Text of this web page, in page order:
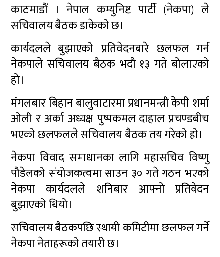
काठमाडौं । नेपाल कम्युनिष्ट पार्टी (नेकपा) ले
सचिवालय बैठक डाकेको छ।
कार्यदलले बुझाएको प्रतिवेदनबारे छलफल गर्न
नेकपाले सचिवालय बैठक भदौ १३ गते बोलाएको
हो।
मंगलबार बिहान बालुवाटारमा प्रधानमन्त्री केपी शर्मा
ओली र अर्का अध्यक्ष पुष्पकमल दाहाल प्रचण्डबीच
भएको छलफलले सचिवालय बैठक तय गरेको हो।
नेकपा विवाद समाधानका लागि महासचिव विष्णु
पौडेलको संयोजकत्वमा साउन ३० गते गठन भएको
नेकपा कार्यदलले शनिबार आफ्नो प्रतिवेदन
बुझाएको थियो।
सचिवालय बैठकपछि स्थायी कमिटीमा छलफल गर्ने
नेकपा नेताहरूको तयारी छ।